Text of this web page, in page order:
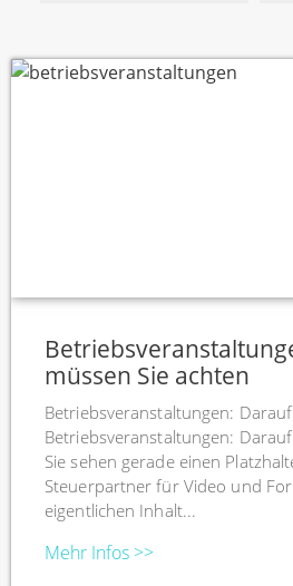
müssen Sie achten
Betriebsveranstaltungen:
Betriebsveranstaltungen:
Sie sehen gerade einen
Steuerpartner für Video und
eigentlichen Inhalt...
Mehr Infos >>